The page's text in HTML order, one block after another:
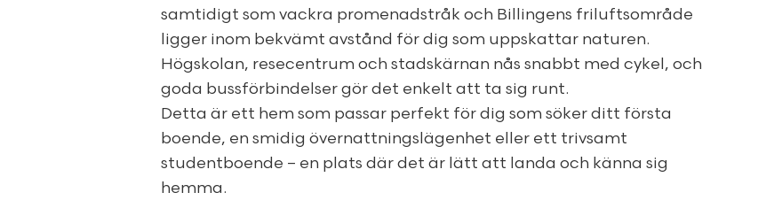
samtidigt som vackra promenadstråk och Billingens friluftsområde
ligger inom bekvämt avstånd för dig som uppskattar naturen.
Högskolan, resecentrum och stadskärnan nås snabbt med cykel, och
goda bussförbindelser gör det enkelt att ta sig runt.
Detta är ett hem som passar perfekt för dig som söker ditt första
boende, en smidig övernattningslägenhet eller ett trivsamt
studentboende – en plats där det är lätt att landa och känna sig
hemma.